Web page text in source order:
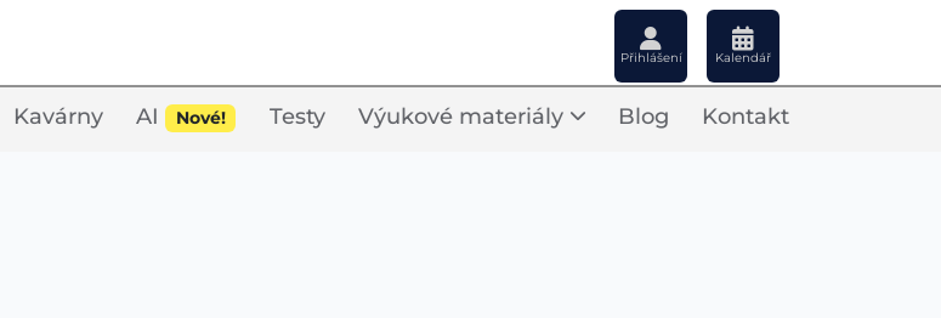
Přihlášení Kalendář
Kavárny AI Nové! Testy Výukové materiály Blog Kontakt